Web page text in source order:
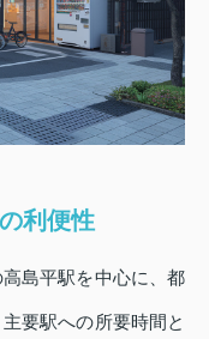
利便性
島平駅を中心に、都
要駅への所要時間と